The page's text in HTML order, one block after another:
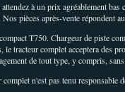
à un prix agréablement
Nos pièces après-vente répondent
T750. Chargeur de piste
le tracteur complet acceptera des
de tout type, y compris,
complet n'est pas tenu